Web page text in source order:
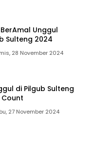
Unggul
Sulteng 2024
28 November 2024
di Pilgub Sulteng
Count
27 November 2024